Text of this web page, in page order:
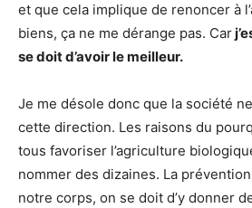
et que cela implique de renoncer à
biens, ça ne me dérange pas. Car
se doit d’avoir le meilleur.
Je me désole donc que la société
cette direction. Les raisons du
tous favoriser l’agriculture
nommer des dizaines. La
notre corps, on se doit d’y donner